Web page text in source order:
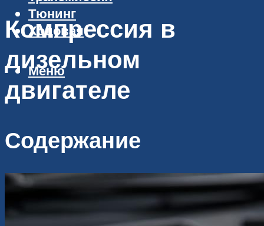
Тюнинг
Ходовая
Меню
Компрессия в
дизельном
двигателе
Содержание